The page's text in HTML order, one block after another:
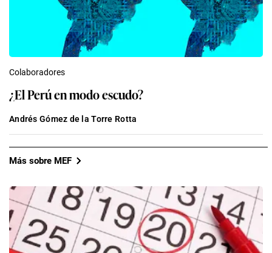
Colaboradores
¿El Perú en modo escudo?
Andrés Gómez de la Torre Rotta
Más sobre MEF